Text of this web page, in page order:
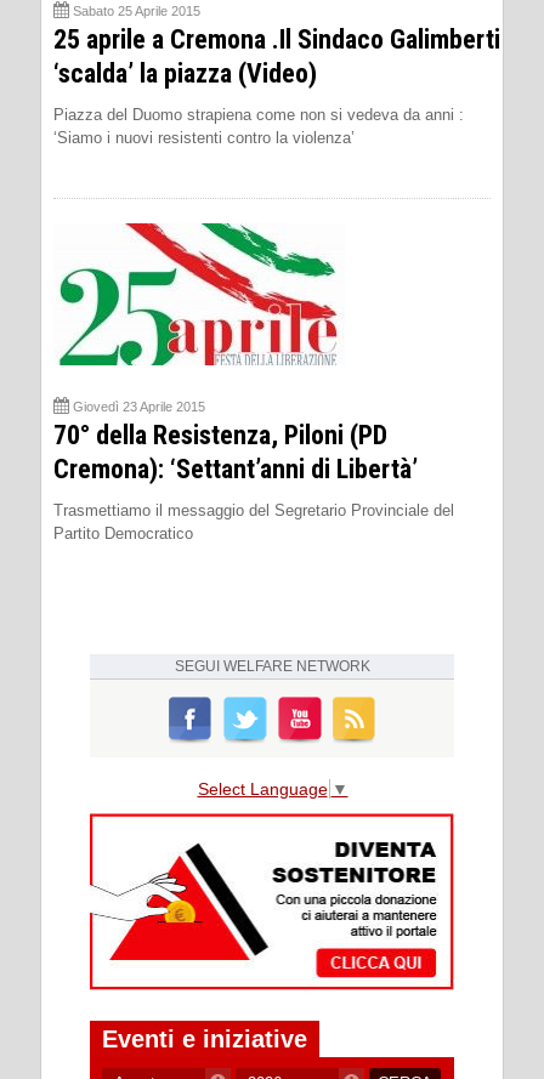
Sabato 25 Aprile 2015
25 aprile a Cremona .Il Sindaco Galimberti
‘scalda’ la piazza (Video)
Piazza del Duomo strapiena come non si vedeva da anni :
‘Siamo i nuovi resistenti contro la violenza’
Giovedì 23 Aprile 2015
70° della Resistenza, Piloni (PD
Cremona): ‘Settant’anni di Libertà’
Trasmettiamo il messaggio del Segretario Provinciale del
Partito Democratico
SEGUI WELFARE NETWORK
Select Language ▼
Eventi e iniziative